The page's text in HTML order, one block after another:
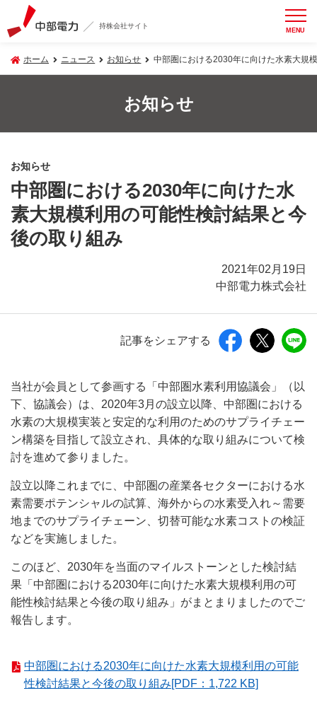
持株会社サイト MENU
ホーム ニュース お知らせ 中部圏における2030年に向けた水素大規
お知らせ
お知らせ
中部圏における2030年に向けた水
素大規模利用の可能性検討結果と今
後の取り組み
2021年02月19日
中部電力株式会社
記事をシェアする
当社が会員として参画する「中部圏水素利用協議会」（以
下、協議会）は、2020年3月の設立以降、中部圏における
水素の大規模実装と安定的な利用のためのサプライチェー
ン構築を目指して設立され、具体的な取り組みについて検
討を進めて参りました。
設立以降これまでに、中部圏の産業各セクターにおける水
素需要ポテンシャルの試算、海外からの水素受入れ～需要
地までのサプライチェーン、切替可能な水素コストの検証
などを実施しました。
このほど、2030年を当面のマイルストーンとした検討結
果「中部圏における2030年に向けた水素大規模利用の可
能性検討結果と今後の取り組み」がまとまりましたのでご
報告します。
中部圏における2030年に向けた水素大規模利用の可能
性検討結果と今後の取り組み[PDF：1,722 KB]